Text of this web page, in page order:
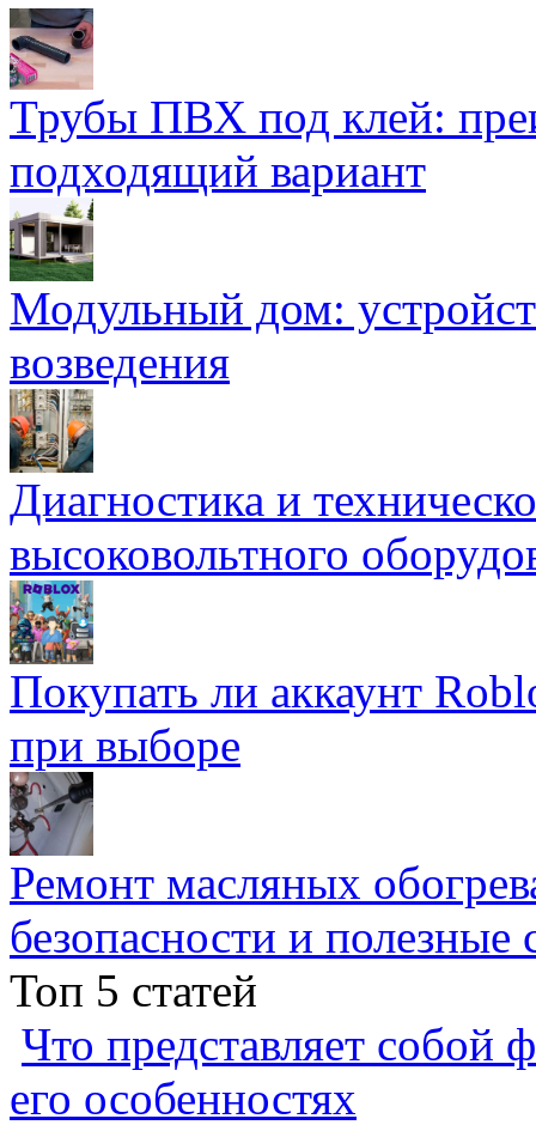
Трубы ПВХ под клей:
подходящий вариант
Модульный дом:
возведения
Диагностика и
высоковольтного
Покупать ли аккаунт
при выборе
Ремонт масляных
безопасности и полезные
Топ 5 статей
Что представляет собой
его особенностях